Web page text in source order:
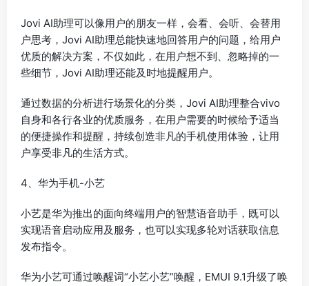
Jovi AI助理可以像用户的朋友一样，会看、会听、会替用
户思考，Jovi AI助理总能快速地回答用户的问题，给用户
优质的解决方案，不仅如此，在用户想不到、忽略掉的一
些细节，Jovi AI助理还能及时地提醒用户。
通过数据的分析进行场景化的分类，Jovi AI助理整合vivo
自身和各行各业的优质服务，在用户需要的时候给予适当
的便捷操作和提醒，持续创造非凡的手机使用体验，让用
户享受非凡的生活方式。
4、华为手机-小艺
小艺是华为推出的面向终端用户的智慧语音助手，既可以
实现语音启动应用及服务，也可以实现多轮对话获取信息
发布指令。
华为小艺可通过唤醒词“小艺小艺”唤醒，EMUI 9.1升级了唤